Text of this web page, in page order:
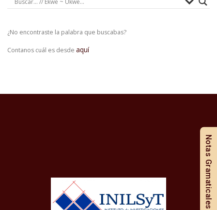
¿No encontraste la palabra que buscabas?
Contanos cuál es desde aquí
Notas Gramaticales